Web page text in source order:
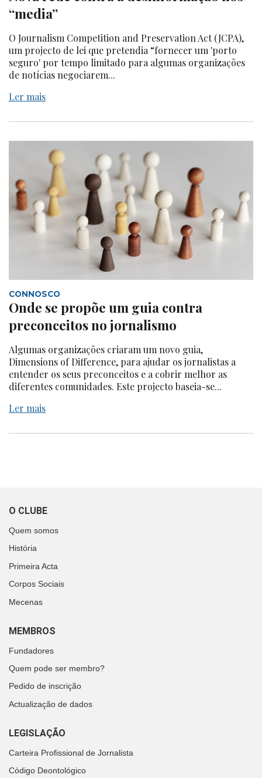
“media”
O Journalism Competition and Preservation Act (JCPA),
um projecto de lei que pretendia “fornecer um 'porto
seguro' por tempo limitado para algumas organizações
de notícias negociarem...
Ler mais
CONNOSCO
Onde se propõe um guia contra
preconceitos no jornalismo
Algumas organizações criaram um novo guia,
Dimensions of Difference, para ajudar os jornalistas a
entender os seus preconceitos e a cobrir melhor as
diferentes comunidades. Este projecto baseia-se...
Ler mais
O CLUBE
Quem somos
História
Primeira Acta
Corpos Sociais
Mecenas
MEMBROS
Fundadores
Quem pode ser membro?
Pedido de inscrição
Actualização de dados
LEGISLAÇÃO
Carteira Profissional de Jornalista
Código Deontológico